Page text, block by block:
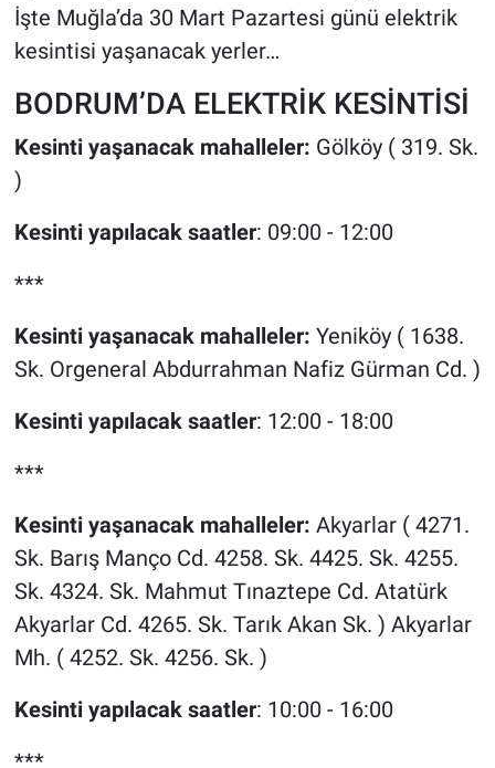
İşte Muğla’da 30 Mart Pazartesi günü elektrik
kesintisi yaşanacak yerler…
BODRUM’DA ELEKTRİK KESİNTİSİ
Kesinti yaşanacak mahalleler: Gölköy ( 319. Sk.
)
Kesinti yapılacak saatler: 09:00 - 12:00
***
Kesinti yaşanacak mahalleler: Yeniköy ( 1638.
Sk. Orgeneral Abdurrahman Nafiz Gürman Cd. )
Kesinti yapılacak saatler: 12:00 - 18:00
***
Kesinti yaşanacak mahalleler: Akyarlar ( 4271.
Sk. Barış Manço Cd. 4258. Sk. 4425. Sk. 4255.
Sk. 4324. Sk. Mahmut Tınaztepe Cd. Atatürk
Akyarlar Cd. 4265. Sk. Tarık Akan Sk. ) Akyarlar
Mh. ( 4252. Sk. 4256. Sk. )
Kesinti yapılacak saatler: 10:00 - 16:00
***